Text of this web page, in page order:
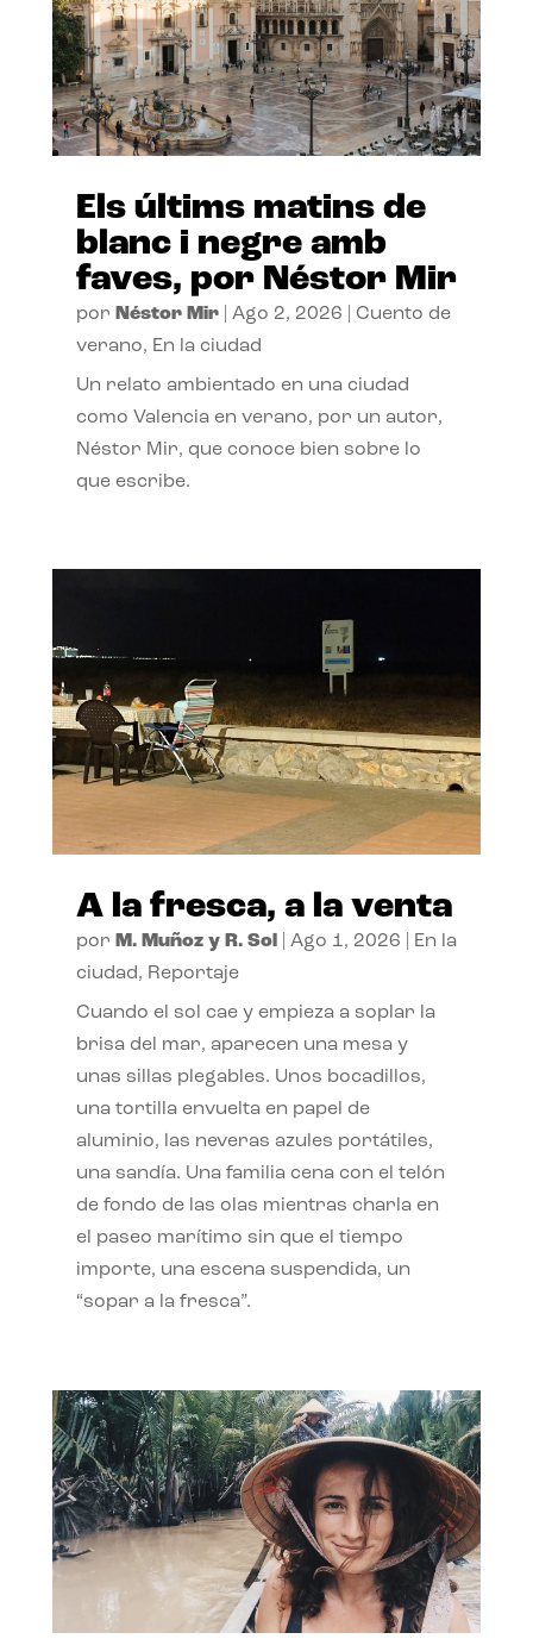
Els últims matins de
blanc i negre amb
faves, por Néstor Mir
por Néstor Mir| Ago 2, 2026
Cuento de
verano, En la ciudad
Un relato ambientado en una ciudad
como Valencia en verano, por un autor,
Néstor Mir, que conoce bien sobre lo
que escribe.
A la fresca, a la venta
por M. Muñoz y R. Sol| Ago 1, 2026
En la
ciudad, Reportaje
Cuando el sol cae y empieza a soplar la
brisa del mar, aparecen una mesa y
unas sillas plegables. Unos bocadillos,
una tortilla envuelta en papel de
aluminio, las neveras azules portátiles,
una sandía. Una familia cena con el telón
de fondo de las olas mientras charla en
el paseo marítimo sin que el tiempo
importe, una escena suspendida, un
“sopar a la fresca”.